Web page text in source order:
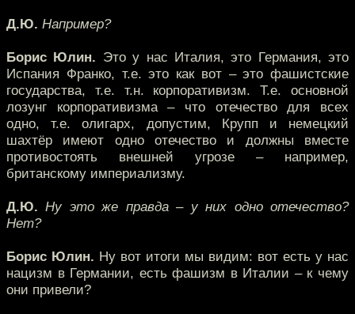
Д.Ю. Например?
Борис Юлин. Это у нас Италия, это Германия, это
Испания Франко, т.е. это как вот – это фашистские
государства, т.е. т.н. корпоративизм. Т.е. основной
лозунг корпоративизма – что отечество для всех
одно, т.е. олигарх, допустим, Крупп и немецкий
шахтёр имеют одно отечество и должны вместе
противостоять внешней угрозе – например,
британскому империализму.
Д.Ю. Ну это же правда – у них одно отечество?
Нет?
Борис Юлин. Ну вот итоги мы видим: вот есть у нас
нацизм в Германии, есть фашизм в Италии – к чему
они привели?